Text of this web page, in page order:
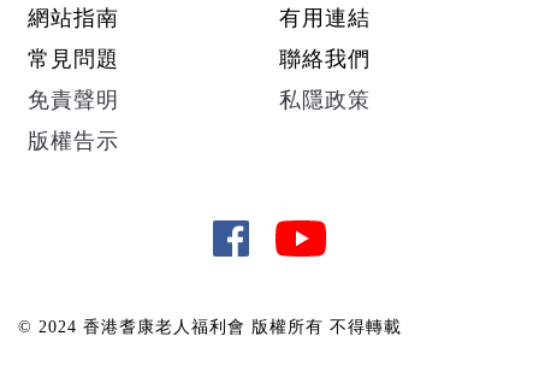
Footer menu
網站指南
有用連結
常見問題
聯絡我們
免責聲明
私隱政策
版權告示
© 2024 香港耆康老人福利會 版權所有 不得轉載